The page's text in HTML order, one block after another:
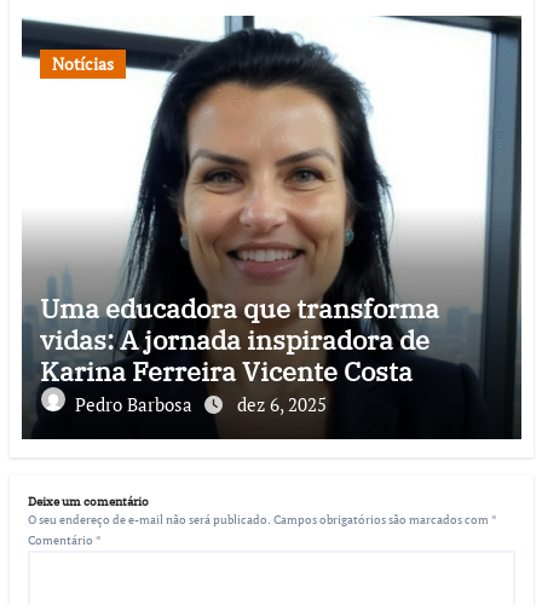
Notícias
Uma educadora que transforma
vidas: A jornada inspiradora de
Karina Ferreira Vicente Costa
Pedro Barbosa dez 6, 2025
Deixe um comentário
O seu endereço de e-mail não será publicado. Campos obrigatórios são marcados com *
Comentário *